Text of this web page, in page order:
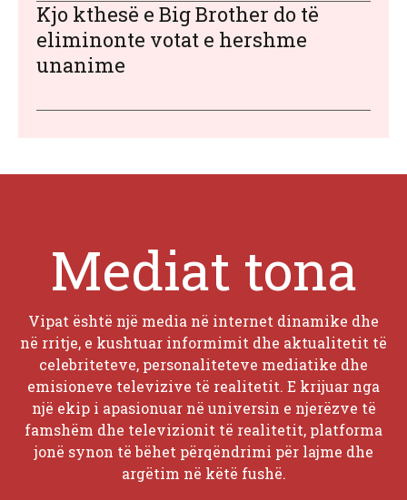
Kjo kthesë e Big Brother do të
eliminonte votat e hershme
unanime
Mediat tona
Vipat është një media në internet dinamike dhe
në rritje, e kushtuar informimit dhe aktualitetit të
celebriteteve, personaliteteve mediatike dhe
emisioneve televizive të realitetit. E krijuar nga
një ekip i apasionuar në universin e njerëzve të
famshëm dhe televizionit të realitetit, platforma
jonë synon të bëhet përqëndrimi për lajme dhe
argëtim në këtë fushë.